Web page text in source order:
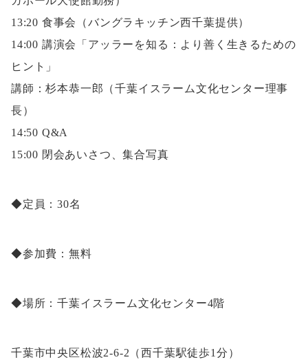
13:20 食事会（バングラキッチン西千葉提供）
14:00 講演会「アッラーを知る：より善く生きるための
ヒント」
講師：杉本恭一郎（千葉イスラーム文化センター理事
長）
14:50 Q&A
15:00 閉会あいさつ、集合写真
◆定員：30名
◆参加費：無料
◆場所：千葉イスラーム文化センター4階
千葉市中央区松波2-6-2（西千葉駅徒歩1分）